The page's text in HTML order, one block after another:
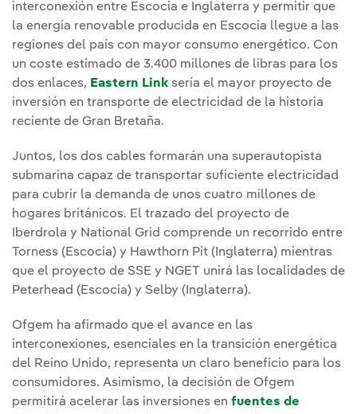
interconexión entre Escocia e Inglaterra y permitir que
la energía renovable producida en Escocia llegue a las
regiones del país con mayor consumo energético. Con
un coste estimado de 3.400 millones de libras para los
dos enlaces, Eastern Link sería el mayor proyecto de
inversión en transporte de electricidad de la historia
reciente de Gran Bretaña.
Juntos, los dos cables formarán una superautopista
submarina capaz de transportar suficiente electricidad
para cubrir la demanda de unos cuatro millones de
hogares británicos. El trazado del proyecto de
Iberdrola y National Grid comprende un recorrido entre
Torness (Escocia) y Hawthorn Pit (Inglaterra) mientras
que el proyecto de SSE y NGET unirá las localidades de
Peterhead (Escocia) y Selby (Inglaterra).
Ofgem ha afirmado que el avance en las
interconexiones, esenciales en la transición energética
del Reino Unido, representa un claro beneficio para los
consumidores. Asimismo, la decisión de Ofgem
permitirá acelerar las inversiones en fuentes de